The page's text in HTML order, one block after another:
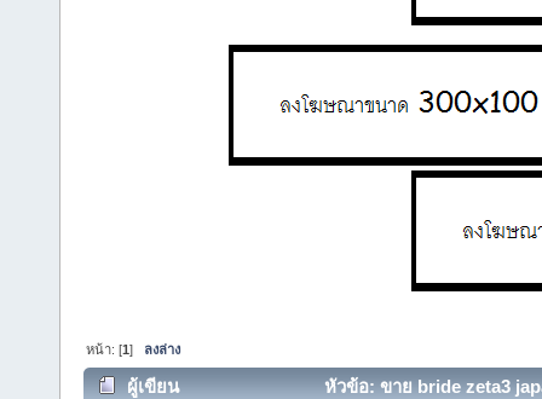
หน้า: [1] ลงล่าง
ผู้เขียน หัวข้อ: ขาย bride zeta3